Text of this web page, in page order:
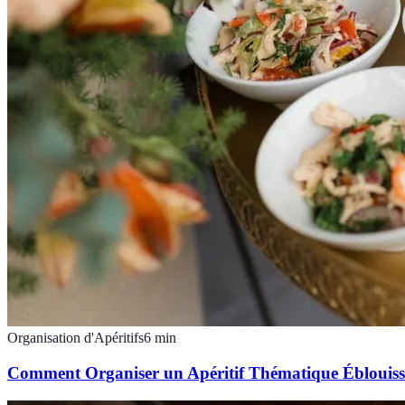
Organisation d'Apéritifs6 min
Comment Organiser un Apéritif Thématique